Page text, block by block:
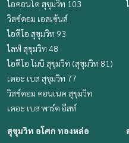
ไอคอนโด สุขุมวิท 103
วิสซ์ดอม เอสเซ้นส์
ไอดีโอ สุขุมวิท 93
ไลฟ์ สุขุมวิท 48
ไอดีโอ โมบิ สุขุมวิท (สุขุมวิท 81)
เดอะ เบส สุขุมวิท 77
วิสซ์ดอม คอนเนค สุขุมวิท
เดอะ เบส พาร์ค อีสท์
สุขุมวิท อโศก ทองหล่อ